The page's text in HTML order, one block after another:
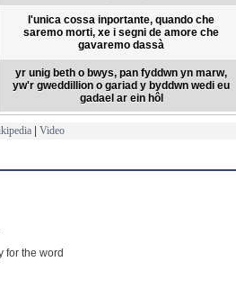
l'unica cossa inportante, quando che
saremo morti, xe i segni de amore che
gavaremo dassà
yr unig beth o bwys, pan fyddwn yn marw,
yw'r gweddillion o gariad y byddwn wedi eu
gadael ar ein hôl
| Video
for the word